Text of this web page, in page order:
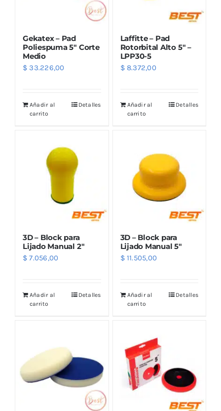
Gekatex – Pad
Poliespuma 5″ Corte
Medio
$ 33.226,00
Añadir al
carrito
Detalles
Laffitte – Pad
Rotorbital Alto 5″ –
LPP30-5
$8.372,00
Añadir al
carrito
Detalles
3D – Block para
Lijado Manual 2″
$ 7.056,00
Añadir al
carrito
Detalles
3D – Block para
Lijado Manual 5″
$11.505,00
Añadir al
carrito
Detalles